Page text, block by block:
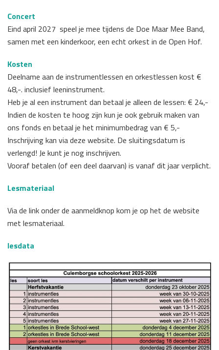
Concert
Eind april 2027 speel je mee tijdens de Doe Maar Mee Band,
samen met een kinderkoor, een echt orkest in de Open Hof.
Kosten
Deelname aan de instrumentlessen en orkestlessen kost €
48,-. inclusief leeninstrument.
Heb je al een instrument dan betaal je alleen de lessen: € 24,-
Indien de kosten te hoog zijn kun je ook gebruik maken van
ons fonds en betaal je het minimumbedrag van € 5,-
Inschrijving kan via deze website. De sluitingsdatum is
verlengd! Je kunt je nog inschrijven.
Vooraf betalen (of een deel daarvan) is vanaf dit jaar verplicht.
Lesmateriaal
Via de link onder de aanmeldknop kom je op het de website
met lesmateriaal.
lesdata